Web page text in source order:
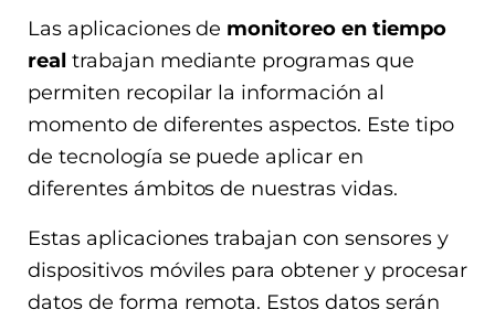
Las aplicaciones de monitoreo en tiempo
realtrabajan mediante programas que
permiten recopilar la información al
momento de diferentes aspectos. Este tipo
de tecnología se puede aplicar en
diferentes ámbitos de nuestras vidas.
Estas aplicaciones trabajan con sensores y
dispositivos móviles para obtener y procesar
datos de forma remota. Estos datos serán